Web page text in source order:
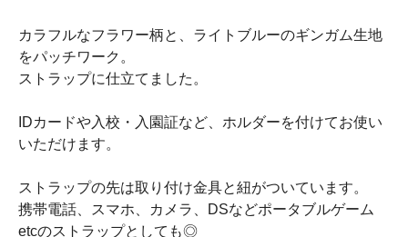
カラフルなフラワー柄と、ライトブルーのギンガム生地
をパッチワーク。
ストラップに仕立てました。
IDカードや入校・入園証など、ホルダーを付けてお使い
いただけます。
ストラップの先は取り付け金具と紐がついています。
携帯電話、スマホ、カメラ、DSなどポータブルゲーム
etcのストラップとしても◎